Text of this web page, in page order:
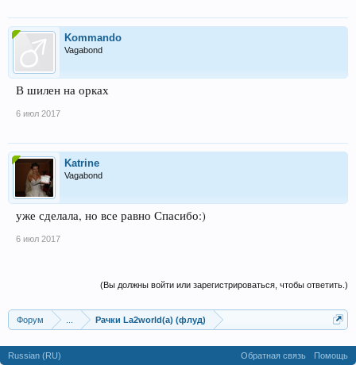
Kommando
Vagabond
В шилен на орках
6 июл 2017
Katrine
Vagabond
уже сделала, но все равно Спасибо:)
6 июл 2017
(Вы должны войти или зарегистрироваться, чтобы ответить.)
Форум Рачки La2world(a) (флуд)
Russian (RU) Обратная связь Помощь